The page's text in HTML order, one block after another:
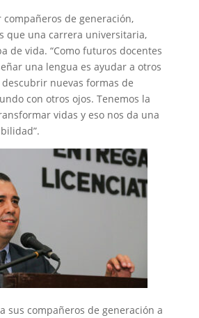
compañeros de generación,
que una carrera universitaria,
de vida. “Como futuros docentes
una lengua es ayudar a otros
nuevas formas de
con otros ojos. Tenemos la
vidas y eso nos da una
sus compañeros de generación a